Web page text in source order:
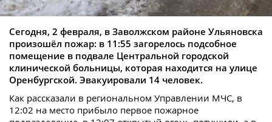
Сегодня, 2 февраля, в Заволжском районе Ульяновска
произошёл пожар: в 11:55 загорелось подсобное
помещение в подвале Центральной городской
клинической больницы, которая находится на улице
Оренбургской. Эвакуировали 14 человек.
Как рассказали в региональном Управлении МЧС, в
12:02 на место прибыло первое пожарное